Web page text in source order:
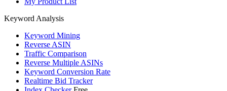
Keyword Analysis
Keyword Mining
Reverse ASIN
Traffic Comparison
Reverse Multiple ASINs
Keyword Conversion Rate
Realtime Bid Tracker